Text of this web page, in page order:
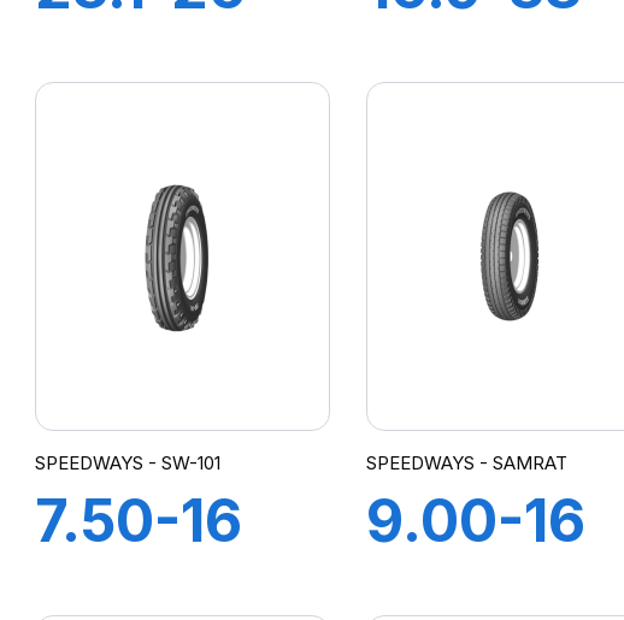
SPEEDWAYS - SW-101
7.50-16
SPEEDWAYS - SAMRAT
9.00-16